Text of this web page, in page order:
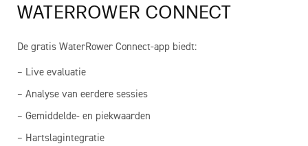
WATERROWER CONNECT
De gratis WaterRower Connect-app biedt:
– Live evaluatie
– Analyse van eerdere sessies
– Gemiddelde- en piekwaarden
– Hartslagintegratie